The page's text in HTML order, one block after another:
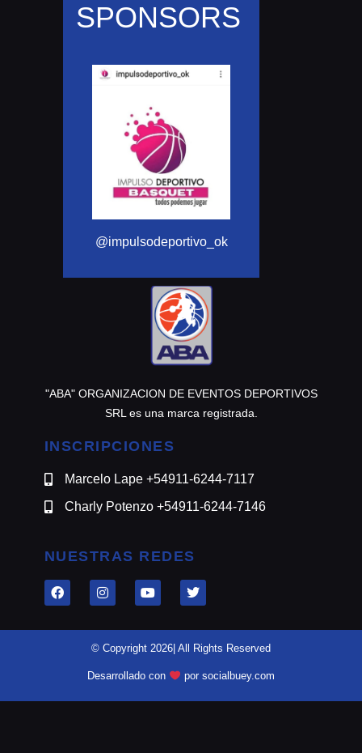
SPONSORS
@impulsodeportivo_ok
"ABA" ORGANIZACION DE EVENTOS DEPORTIVOS
SRL es una marca registrada.
INSCRIPCIONES
Marcelo Lape +54911-6244-7117
Charly Potenzo +54911-6244-7146
NUESTRAS REDES
© Copyright 2026| All Rights Reserved
Desarrollado con por socialbuey.com